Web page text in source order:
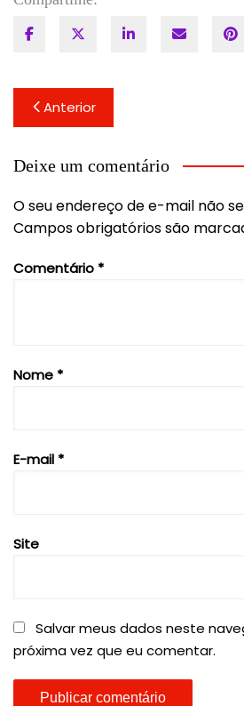
Navegação
de
Post
Anterior
Deixe um comentário
O seu endereço de e-mail não
Campos obrigatórios são
Comentário *
Nome *
E-mail *
Site
Salvar meus dados neste
próxima vez que eu comentar.